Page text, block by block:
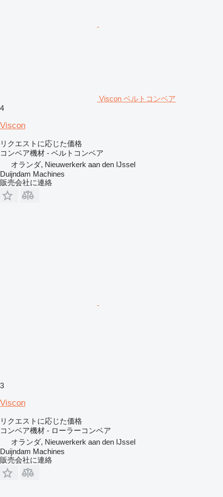
Viscon ベルトコンベア
4
Viscon
リクエストに応じた価格
コンベア機材 - ベルトコンベア
オランダ, Nieuwerkerk aan den IJssel
Duijndam Machines
販売会社に連絡
3
Viscon
リクエストに応じた価格
コンベア機材 - ローラーコンベア
オランダ, Nieuwerkerk aan den IJssel
Duijndam Machines
販売会社に連絡